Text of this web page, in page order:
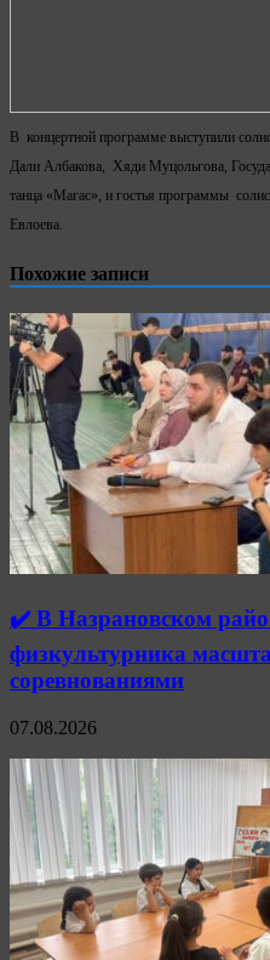
В концертной программе выступили
Дали Албакова, Хяди Муцольгова,
танца «Магас», и гостья программы
Евлоева.
Похожие записи
✔️ В Назрановском
физкультурника
соревнованиями
07.08.2026